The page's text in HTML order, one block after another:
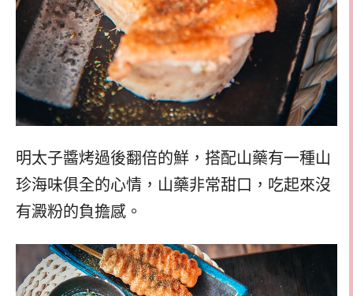
明太子醬烤過後翻倍的鮮，搭配山藥有一種山
珍海味俱全的心情，山藥非常甜口，吃起來沒
有澱粉的負擔感。